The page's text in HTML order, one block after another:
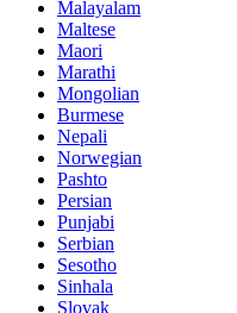
Malayalam
Maltese
Maori
Marathi
Mongolian
Burmese
Nepali
Norwegian
Pashto
Persian
Punjabi
Serbian
Sesotho
Sinhala
Slovak